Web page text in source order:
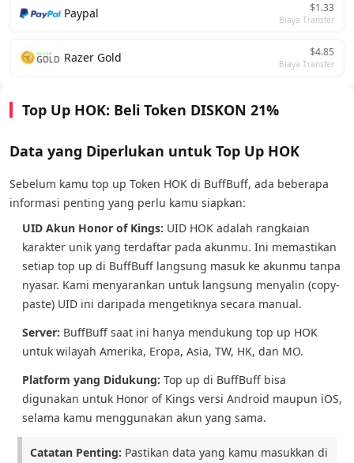
Paypal $1.33
Biaya Transfer
Razer Gold $4.85
Biaya Transfer
Top Up HOK: Beli Token DISKON 21%
Data yang Diperlukan untuk Top Up HOK
Sebelum kamu top up Token HOK di BuffBuff, ada beberapa
informasi penting yang perlu kamu siapkan:
UID Akun Honor of Kings: UID HOK adalah rangkaian
karakter unik yang terdaftar pada akunmu. Ini memastikan
setiap top up di BuffBuff langsung masuk ke akunmu tanpa
nyasar. Kami menyarankan untuk langsung menyalin (copy-
paste) UID ini daripada mengetiknya secara manual.
Server: BuffBuff saat ini hanya mendukung top up HOK
untuk wilayah Amerika, Eropa, Asia, TW, HK, dan MO.
Platform yang Didukung: Top up di BuffBuff bisa
digunakan untuk Honor of Kings versi Android maupun iOS,
selama kamu menggunakan akun yang sama.
Catatan Penting: Pastikan data yang kamu masukkan di